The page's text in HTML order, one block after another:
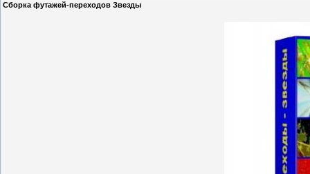
Сборка футажей-переходов Звезды